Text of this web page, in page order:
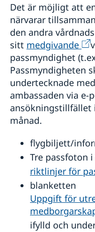
Det är möjligt att
närvarar
den andra
sitt medgivande
passmyndighet
Passmyndigheten
undertecknade
ambassaden via e-
ansökningstillfället
månad.
flygbiljett/
Tre passfoton
riktlinjer för
blanketten
Uppgift för
ifylld och